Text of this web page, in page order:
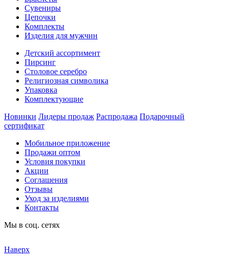
Сувениры
Цепочки
Комплекты
Изделия для мужчин
Детский ассортимент
Пирсинг
Столовое серебро
Религиозная символика
Упаковка
Комплектующие
Новинки Лидеры продаж Распродажа Подарочный
сертификат
Мобильное приложение
Продажи оптом
Условия покупки
Акции
Соглашения
Отзывы
Уход за изделиями
Контакты
Мы в соц. сетях
Наверх